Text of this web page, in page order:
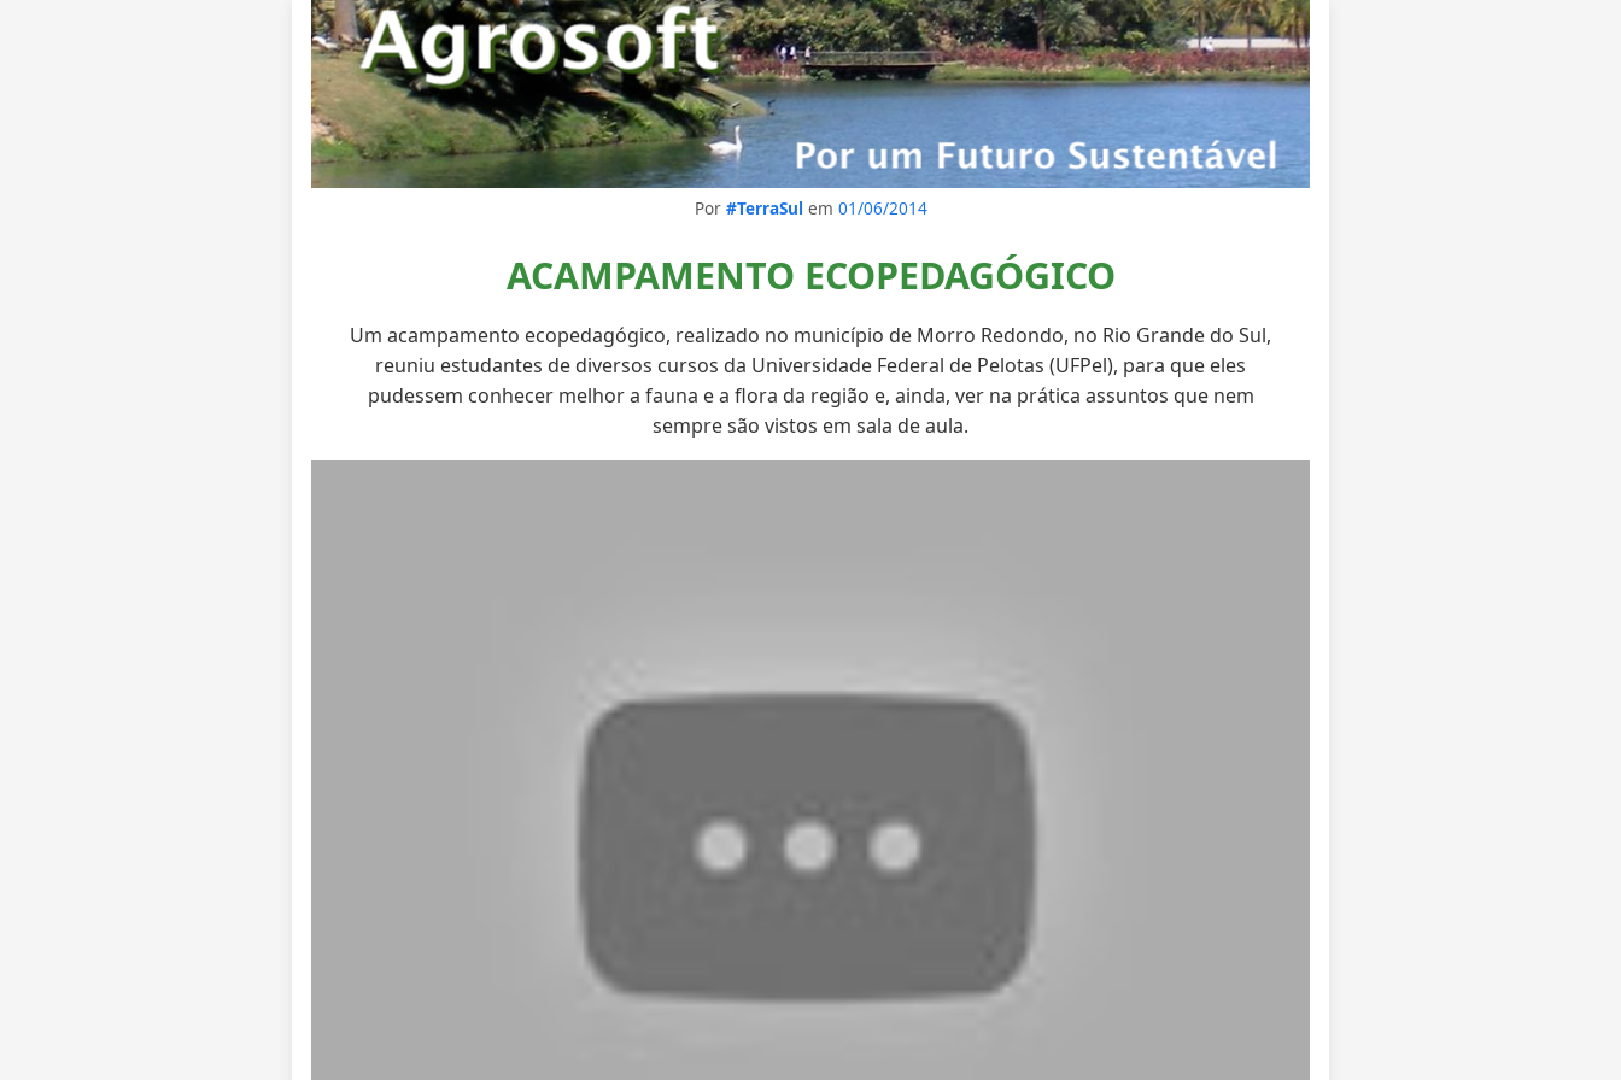
Por #TerraSul em 01/06/2014
ACAMPAMENTO ECOPEDAGÓGICO
Um acampamento ecopedagógico, realizado no município de Morro Redondo, no Rio Grande do Sul,
reuniu estudantes de diversos cursos da Universidade Federal de Pelotas (UFPel), para que eles
pudessem conhecer melhor a fauna e a flora da região e, ainda, ver na prática assuntos que nem
sempre são vistos em sala de aula.